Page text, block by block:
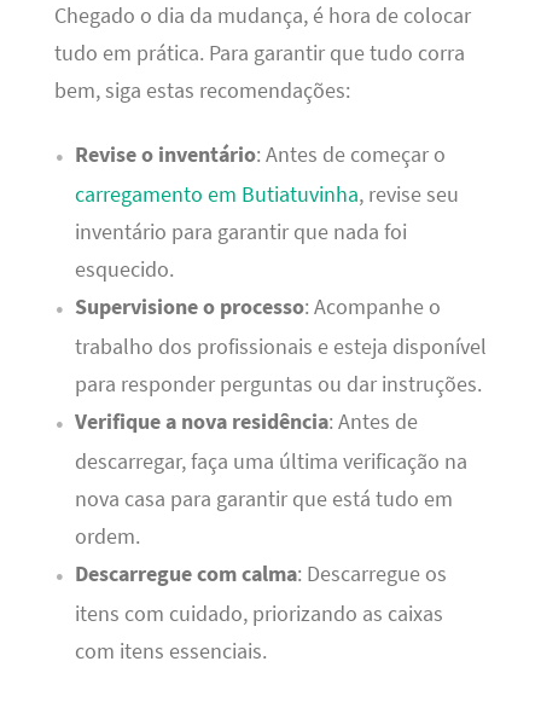
Chegado o dia da mudança, é hora de colocar
tudo em prática. Para garantir que tudo corra
bem, siga estas recomendações:
Revise o inventário: Antes de começar o
carregamento em Butiatuvinha, revise seu
inventário para garantir que nada foi
esquecido.
Supervisione o processo: Acompanhe o
trabalho dos profissionais e esteja disponível
para responder perguntas ou dar instruções.
Verifique a nova residência: Antes de
descarregar, faça uma última verificação na
nova casa para garantir que está tudo em
ordem.
Descarregue com calma: Descarregue os
itens com cuidado, priorizando as caixas
com itens essenciais.